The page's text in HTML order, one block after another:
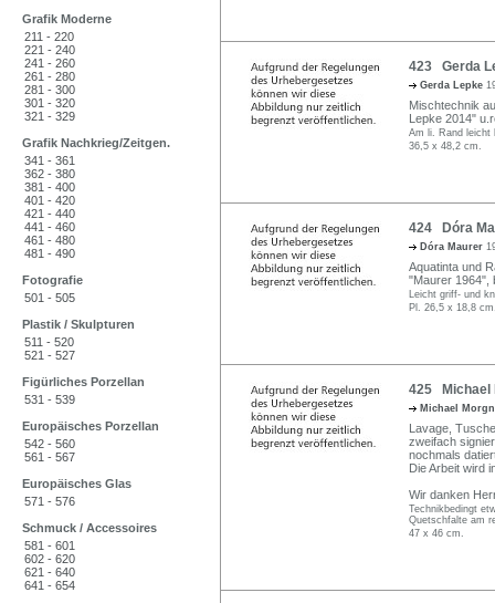
Grafik Moderne
211 - 220
221 - 240
241 - 260
261 - 280
281 - 300
301 - 320
321 - 329
Grafik Nachkrieg/Zeitgen.
341 - 361
362 - 380
381 - 400
401 - 420
421 - 440
441 - 460
461 - 480
481 - 490
Fotografie
501 - 505
Plastik / Skulpturen
511 - 520
521 - 527
Figürliches Porzellan
531 - 539
Europäisches Porzellan
542 - 560
561 - 567
Europäisches Glas
571 - 576
Schmuck / Accessoires
581 - 601
602 - 620
621 - 640
641 - 654
423 Gerda
Gerda Lepke
Mischtechnik
Lepke 2014"
Am li. Rand leicht
36,5 x 48,2 cm.
424 Dóra
Dóra Maurer
Aquatinta und
"Maurer 1964",
Leicht griff- und
Pl. 26,5 x 18,8
425 Michael
Michael
Lavage,
zweifach
nochmals
Die Arbeit wird
Wir danken
Technikbedingt
Quetschfalte am
47 x 46 cm.